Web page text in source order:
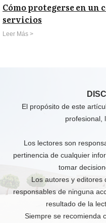
Cómo protegerse en
servicios
Leer Más >
El propósito de este
profesional,
Los lectores son
pertinencia de cualquier
tomar
Los autores y editores
responsables de ninguna
resultado de la
Siempre se recomienda